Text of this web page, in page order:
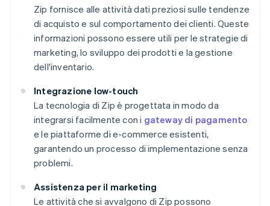
Zip fornisce alle attività dati preziosi sulle tendenze
di acquisto e sul comportamento dei clienti. Queste
informazioni possono essere utili per le strategie di
marketing, lo sviluppo dei prodotti e la gestione
dell'inventario.
Integrazione low-touch
La tecnologia di Zip è progettata in modo da
integrarsi facilmente con i gateway di pagamento
e le piattaforme di e-commerce esistenti,
garantendo un processo di implementazione senza
problemi.
Assistenza per il marketing
Le attività che si avvalgono di Zip possono